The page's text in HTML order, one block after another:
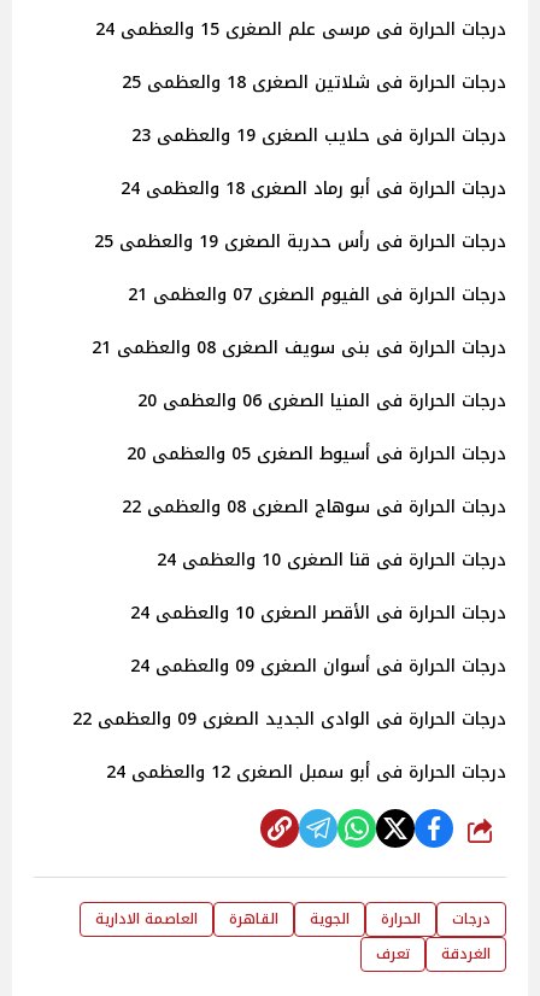
درجات الحرارة فى مرسى علم الصغرى 15 والعظمى 24
درجات الحرارة فى شلاتين الصغرى 18 والعظمى 25
درجات الحرارة فى حلايب الصغرى 19 والعظمى 23
درجات الحرارة فى أبو رماد الصغرى 18 والعظمى 24
درجات الحرارة فى رأس حدربة الصغرى 19 والعظمى 25
درجات الحرارة فى الفيوم الصغرى 07 والعظمى 21
درجات الحرارة فى بنى سويف الصغرى 08 والعظمى 21
درجات الحرارة فى المنيا الصغرى 06 والعظمى 20
درجات الحرارة فى أسيوط الصغرى 05 والعظمى 20
درجات الحرارة فى سوهاج الصغرى 08 والعظمى 22
درجات الحرارة فى قنا الصغرى 10 والعظمى 24
درجات الحرارة فى الأقصر الصغرى 10 والعظمى 24
درجات الحرارة فى أسوان الصغرى 09 والعظمى 24
درجات الحرارة فى الوادى الجديد الصغرى 09 والعظمى 22
درجات الحرارة فى أبو سمبل الصغرى 12 والعظمى 24
شارك
درجات الحرارة الجوية القاهرة
العاصمة الادارية
الغردقة
تعرف